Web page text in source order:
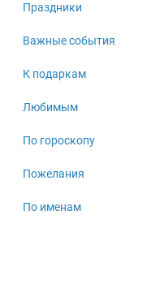
Праздники
Важные события
К подаркам
Любимым
По гороскопу
Пожелания
По именам